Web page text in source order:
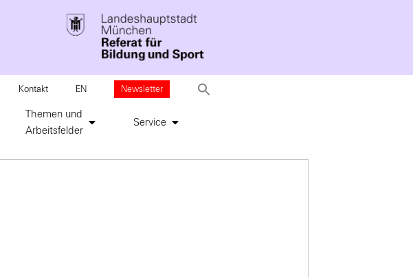
Kontakt EN Newsletter
Themen und
Arbeitsfelder
Service